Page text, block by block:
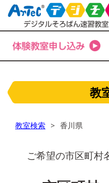
教
教室検索 香川県
ご希望の市区町村